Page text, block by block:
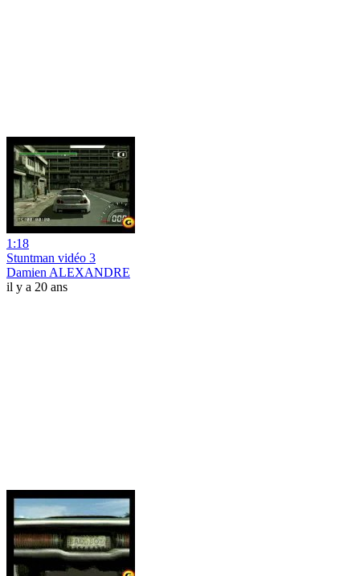
1:18
Stuntman vidéo 3
Damien ALEXANDRE
il y a 20 ans